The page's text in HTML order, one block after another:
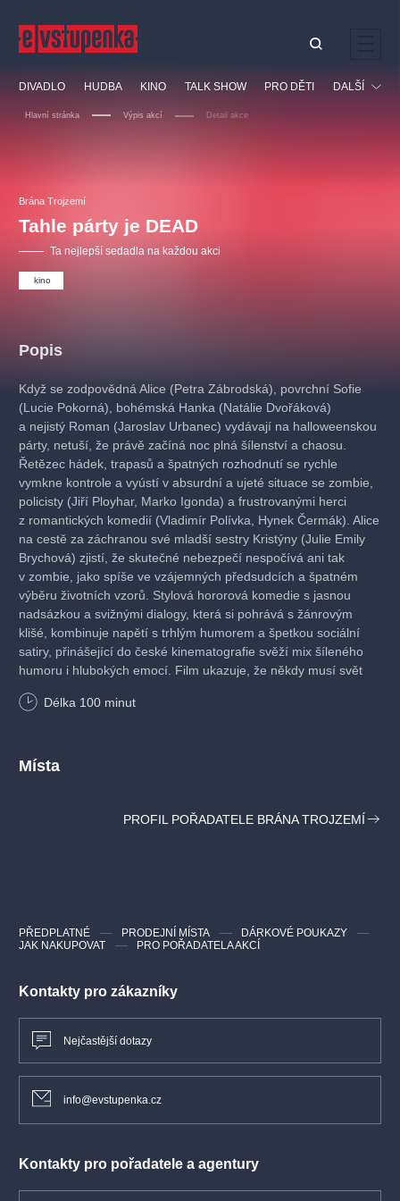
DIVADLO HUDBA KINO TALK SHOW PRO DĚTI DALŠÍ
Hlavní stránka Výpis akcí Detail akce
Brána Trojzemí
Tahle párty je DEAD
Ta nejlepší sedadla na každou akci
kino
Popis
Když se zodpovědná Alice (Petra Zábrodská), povrchní Sofie
(Lucie Pokorná), bohémská Hanka (Natálie Dvořáková)
a nejistý Roman (Jaroslav Urbanec) vydávají na halloweenskou
párty, netuší, že právě začíná noc plná šílenství a chaosu.
Řetězec hádek, trapasů a špatných rozhodnutí se rychle
vymkne kontrole a vyústí v absurdní a ujeté situace se zombie,
policisty (Jiří Ployhar, Marko Igonda) a frustrovanými herci
z romantických komedií (Vladimír Polívka, Hynek Čermák). Alice
na cestě za záchranou své mladší sestry Kristýny (Julie Emily
Brychová) zjistí, že skutečné nebezpečí nespočívá ani tak
v zombie, jako spíše ve vzájemných předsudcích a špatném
výběru životních vzorů. Stylová hororová komedie s jasnou
nadsázkou a svižnými dialogy, která si pohrává s žánrovým
klišé, kombinuje napětí s trhlým humorem a špetkou sociální
satiry, přinášející do české kinematografie svěží mix šíleného
humoru i hlubokých emocí. Film ukazuje, že někdy musí svět
téměř skončit, aby člověk objevil, kým vlastně je.
Délka 100 minut
Místa
PROFIL POŘADATELE BRÁNA TROJZEMÍ
Kontakty pro zákazníky
Nejčastější dotazy
info@evstupenka.cz
Kontakty pro pořadatele a agentury
PŘEDPLATNÉ PRODEJNÍ MÍSTA
DÁRKOVÉ POUKAZY
JAK NAKUPOVAT
PRO POŘADATELA AKCÍ
Nejnavštěvovanější
doporučujeme